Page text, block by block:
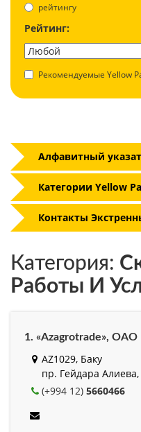
рейтингу
Рейтинг:
Рекомендуемые Yellow
Категория:
Работы И
1. «Azagrotrade», ОАО
AZ1029, Баку
пр. Гейдара
(+994 12) 5660466
Алфавитный
Категории Yellow
Контакты